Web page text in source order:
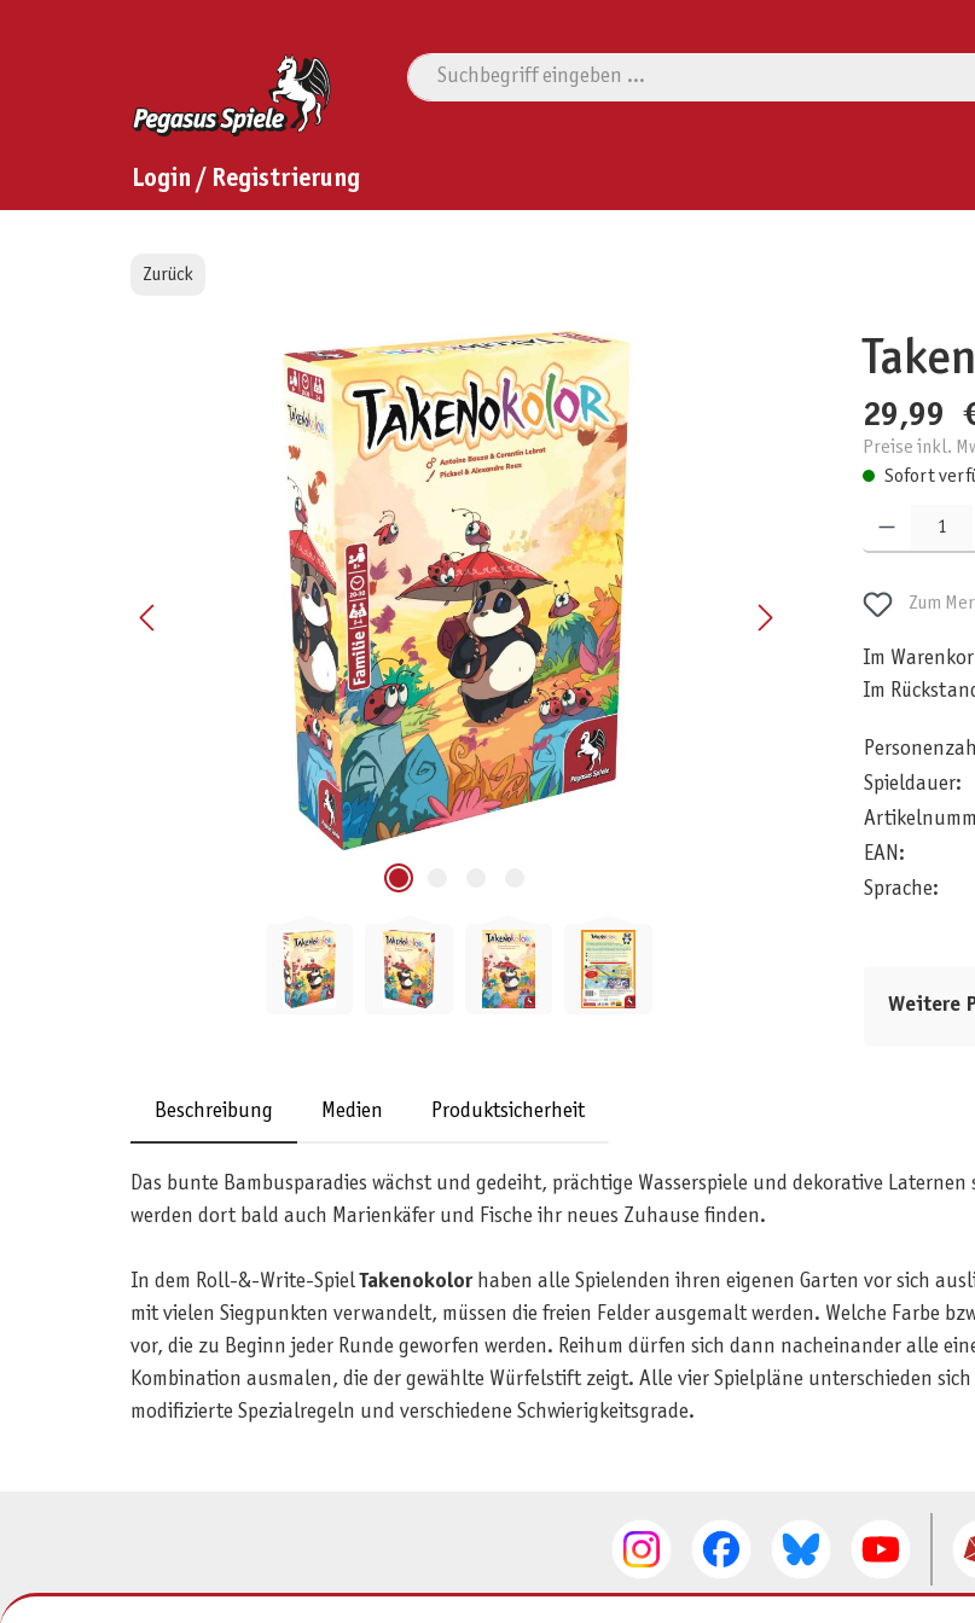
Login / Registrierung
Zurück
Bildergalerie überspringen
29,99
Preise inkl.
Sofort
Produkt Anzahl:
Zum
Im
Im
Spieldauer:
EAN:
Sprache:
Weitere
Beschreibung Medien Produktsicherheit
Das bunte Bambusparadies wächst und gedeiht, prächtige Wasserspiele und dekorative Laternen
werden dort bald auch Marienkäfer und Fische ihr neues Zuhause finden.
In dem Roll-&-Write-SpielTakenokolorhaben alle Spielenden ihren eigenen Garten vor sich
mit vielen Siegpunkten verwandelt, müssen die freien Felder ausgemalt werden. Welche Farbe
vor, die zu Beginn jeder Runde geworfen werden. Reihum dürfen sich dann nacheinander alle
Kombination ausmalen, die der gewählte Würfelstift zeigt. Alle vier Spielpläne unterschieden
modifizierte Spezialregeln und verschiedene Schwierigkeitsgrade.